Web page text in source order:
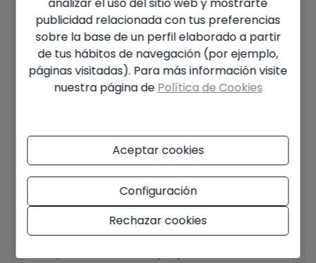
Tu nombre completo*
Tu email*
publicidad relacionada con tus preferencias
sobre la base de un perfil elaborado a partir
de tus hábitos de navegación (por ejemplo,
páginas visitadas). Para más información visite
nuestra página de Política de Cookies
Aceptar cookies
Configuración
Rechazar cookies